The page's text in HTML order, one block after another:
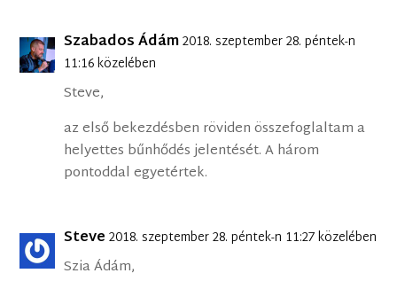
Szabados Ádám2018. szeptember 28. péntek-n
11:16 közelében
Steve,
az első bekezdésben röviden összefoglaltam a
helyettes bűnhődés jelentését. A három
pontoddal egyetértek.
Steve 2018. szeptember 28. péntek-n 11:27 közelében
Szia Ádám,